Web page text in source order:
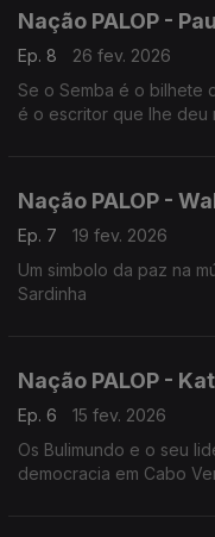
Nação PALOP -
Ep. 8
26 fev. 2026
Se o Semba é o bilhete
é o escritor que lhe deu
Nação PALOP -
Ep. 7
19 fev. 2026
Um simbolo da paz na
Sardinha
Nação PALOP -
Ep. 6
15 fev. 2026
Os Bulimundo e o seu
democracia em Cabo